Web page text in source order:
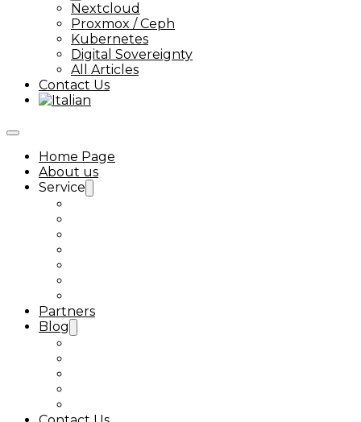
Nextcloud
Proxmox / Ceph
Kubernetes
Digital Sovereignty
All Articles
Contact Us
Home Page
About us
Service
Partners
Blog